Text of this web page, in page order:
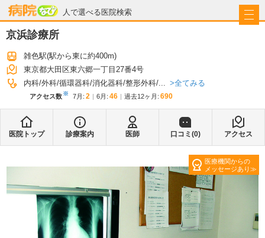
人で選べる医院検索
病院なび
京浜診療所
雑色駅(駅から東に約400m)
東京都大田区東六郷一丁目27番4号
内科 外科 循環器科 消化器科 整形外科 ... 全てみる
アクセス数※ 7月 : 2 6月 : 46 過去12ヶ月: 690
医院トップ 診療案内 医師 口コミ(0) アクセス
医療機関からの
メッセージあり